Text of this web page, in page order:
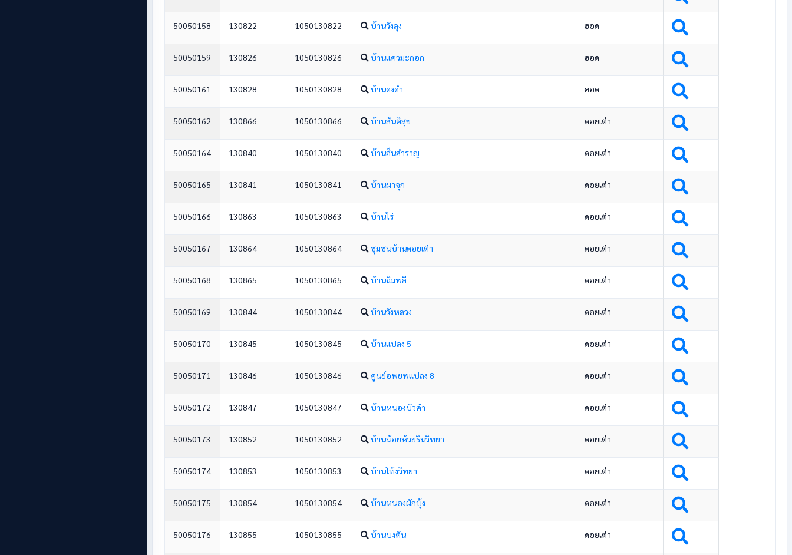
50050158 130822 1050130822 บ้านวังลุง ฮอด
50050159 130826 1050130826 บ้านแควมะกอก ฮอด
50050161 130828 1050130828 บ้านดงดำ ฮอด
50050162 130866 1050130866 บ้านสันติสุข ดอยเต่า
50050164 130840 1050130840 บ้านถิ่นสำราญ ดอยเต่า
50050165 130841 1050130841 บ้านผาจุก ดอยเต่า
50050166 130863 1050130863 บ้านไร่ ดอยเต่า
50050167 130864 1050130864 ชุมชนบ้านดอยเต่า ดอยเต่า
50050168 130865 1050130865 บ้านฉิมพลี ดอยเต่า
50050169 130844 1050130844 บ้านวังหลวง ดอยเต่า
50050170 130845 1050130845 บ้านแปลง 5 ดอยเต่า
50050171 130846 1050130846 ศูนย์อพยพแปลง 8 ดอยเต่า
50050172 130847 1050130847 บ้านหนองบัวคำ ดอยเต่า
50050173 130852 1050130852 บ้านน้อยห้วยรินวิทยา ดอยเต่า
50050174 130853 1050130853 บ้านโท้งวิทยา ดอยเต่า
50050175 130854 1050130854 บ้านหนองผักบุ้ง ดอยเต่า
50050176 130855 1050130855 บ้านบงตัน ดอยเต่า